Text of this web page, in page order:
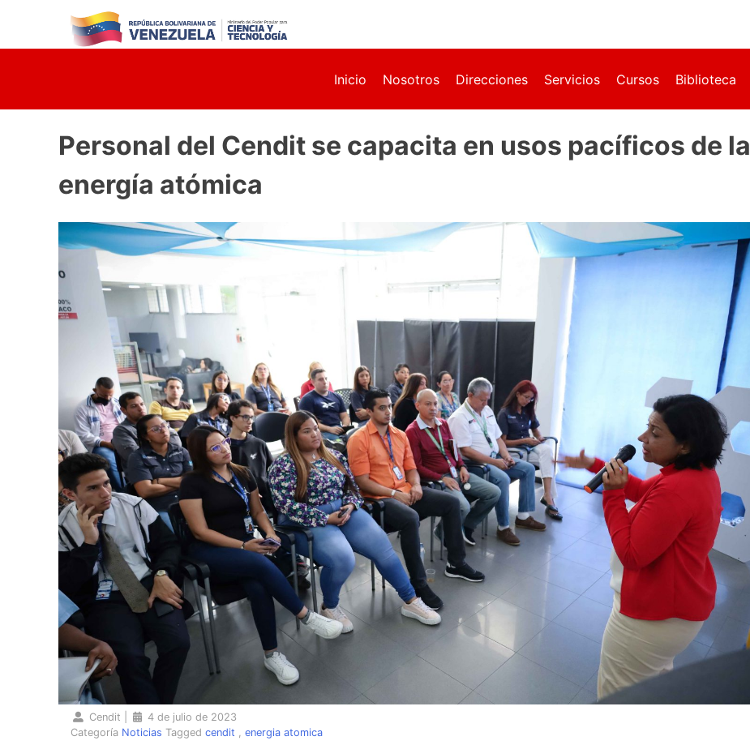
content
Inicio
Nosotros Direcciones Servicios Cursos Biblioteca
Personal del Cendit se capacita en usos pacíficos de la
energía atómica
Cendit
4 de julio de 2023
Categoría Noticias Taggedcendit ,energia atomica